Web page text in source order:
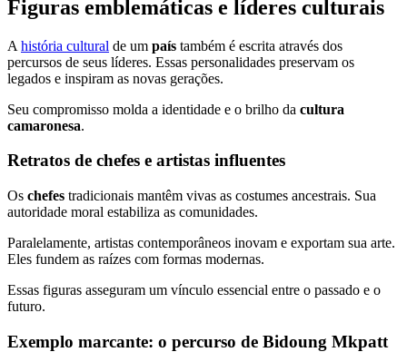
Figuras emblemáticas e líderes culturais
A história cultural de um país também é escrita através dos
percursos de seus líderes. Essas personalidades preservam os
legados e inspiram as novas gerações.
Seu compromisso molda a identidade e o brilho da cultura
camaronesa.
Retratos de chefes e artistas influentes
Os chefes tradicionais mantêm vivas as costumes ancestrais. Sua
autoridade moral estabiliza as comunidades.
Paralelamente, artistas contemporâneos inovam e exportam sua arte.
Eles fundem as raízes com formas modernas.
Essas figuras asseguram um vínculo essencial entre o passado e o
futuro.
Exemplo marcante: o percurso de Bidoung Mkpatt